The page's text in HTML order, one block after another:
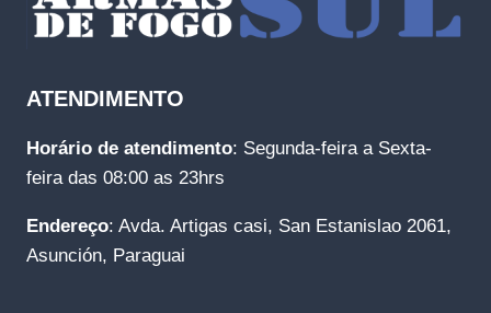
ATENDIMENTO
Horário de atendimento: Segunda-feira a Sexta-
feira das 08:00 as 23hrs
Endereço: Avda. Artigas casi, San Estanislao 2061,
Asunción, Paraguai